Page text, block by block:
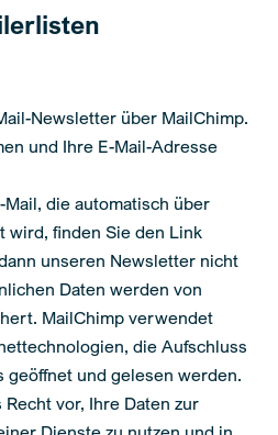
Newsletter über MailChimp.
und Ihre E-Mail-Adresse
die automatisch über
wird, finden Sie den Link
unseren Newsletter nicht
Daten werden von
MailChimp verwendet
die Aufschluss
geöffnet und gelesen werden.
vor, Ihre Daten zur